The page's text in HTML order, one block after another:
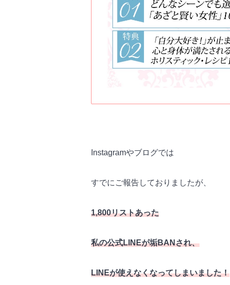
Instagramやブログでは
すでにご報告しておりましたが、
1,800リストあった
私の公式LINEが垢BANされ、
LINEが使えなくなってしまいました！